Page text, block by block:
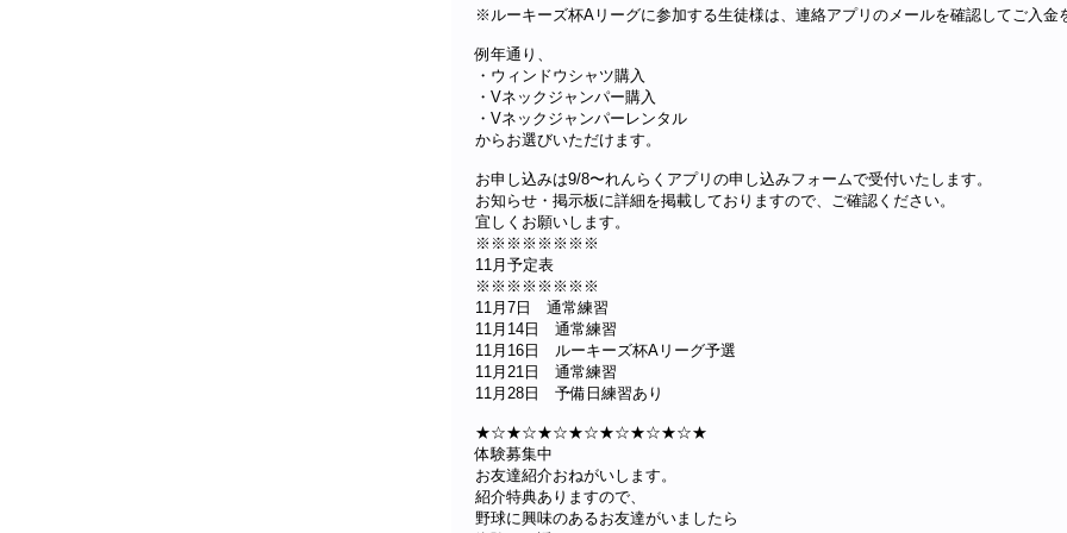
※ルーキーズ杯Aリーグに参加する生徒様は、連絡アプリのメールを確認してご入金
例年通り、
・ウィンドウシャツ購入
・Vネックジャンパー購入
・Vネックジャンパーレンタル
からお選びいただけます。
お申し込みは9/8〜れんらくアプリの申し込みフォームで受付いたします。
お知らせ・掲示板に詳細を掲載しておりますので、ご確認ください。
宜しくお願いします。
※※※※※※※※
11月予定表
※※※※※※※※
11月7日 通常練習
11月14日 通常練習
11月16日 ルーキーズ杯Aリーグ予選
11月21日 通常練習
11月28日 予備日練習あり
★☆★☆★☆★☆★☆★☆★☆★
体験募集中
お友達紹介おねがいします。
紹介特典ありますので、
野球に興味のあるお友達がいましたら